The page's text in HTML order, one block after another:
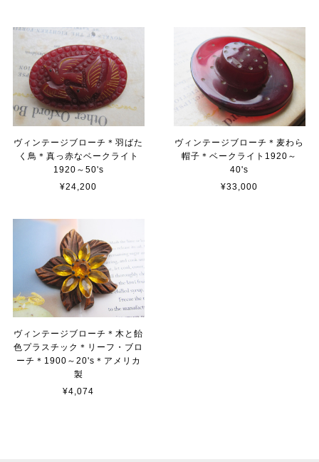
ヴィンテージブローチ＊羽ばた
く鳥＊真っ赤なベークライト
1920～50's
¥24,200
ヴィンテージブローチ＊麦わら
帽子＊ベークライト1920～
40's
¥33,000
ヴィンテージブローチ＊木と飴
色プラスチック＊リーフ・ブロ
ーチ＊1900～20's＊アメリカ
製
¥4,074